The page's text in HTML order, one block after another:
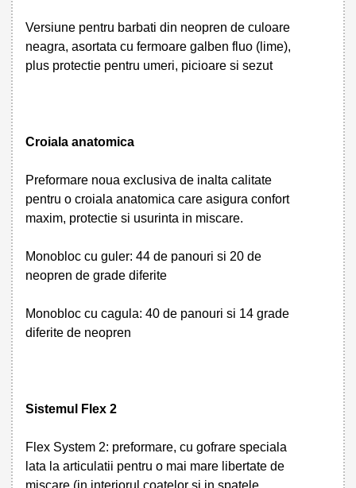
Versiune pentru barbati din neopren de culoare
neagra, asortata cu fermoare galben fluo (lime),
plus protectie pentru umeri, picioare si sezut
Croiala anatomica
Preformare noua exclusiva de inalta calitate
pentru o croiala anatomica care asigura confort
maxim, protectie si usurinta in miscare.
Monobloc cu guler: 44 de panouri si 20 de
neopren de grade diferite
Monobloc cu cagula: 40 de panouri si 14 grade
diferite de neopren
Sistemul Flex 2
Flex System 2: preformare, cu gofrare speciala
lata la articulatii pentru o mai mare libertate de
miscare (in interiorul coatelor si in spatele